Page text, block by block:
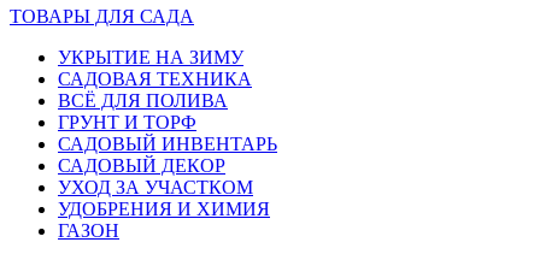
ТОВАРЫ ДЛЯ САДА
УКРЫТИЕ НА ЗИМУ
САДОВАЯ ТЕХНИКА
ВСЁ ДЛЯ ПОЛИВА
ГРУНТ И ТОРФ
САДОВЫЙ ИНВЕНТАРЬ
САДОВЫЙ ДЕКОР
УХОД ЗА УЧАСТКОМ
УДОБРЕНИЯ И ХИМИЯ
ГАЗОН